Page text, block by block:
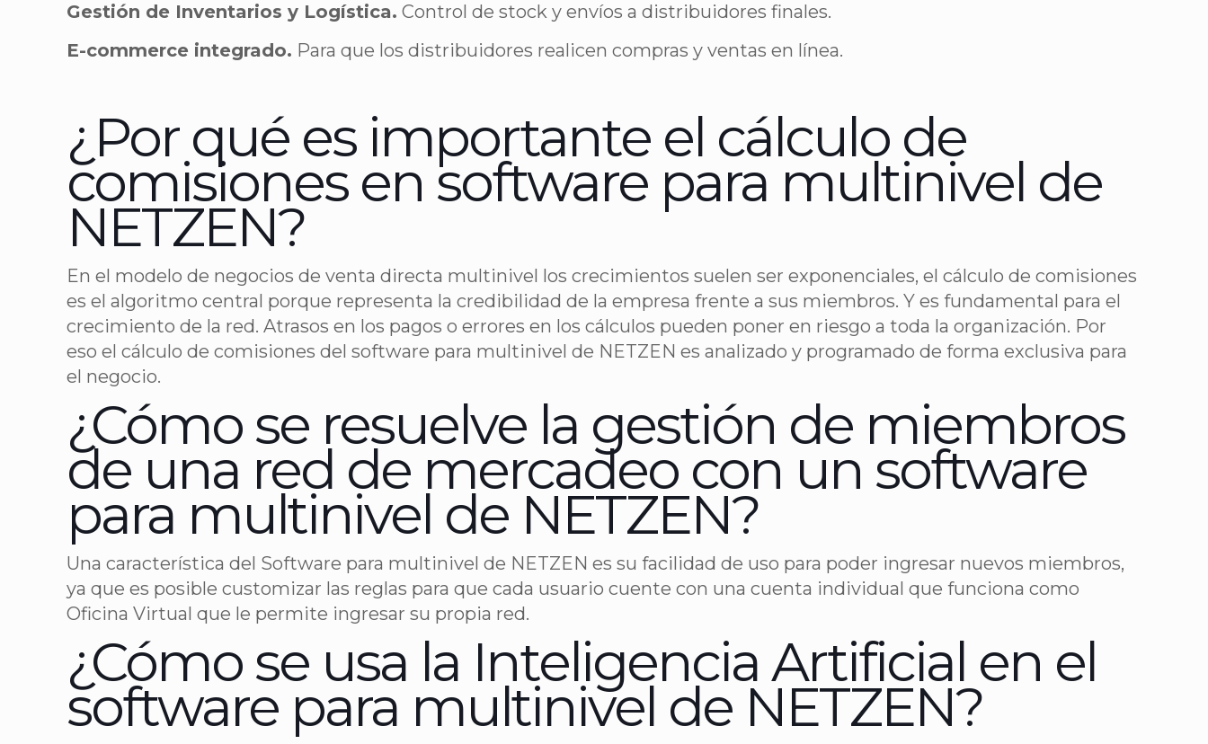
Gestión de Inventarios y Logística. Control de stock y envíos a distribuidores finales.
E-commerce integrado. Para que los distribuidores realicen compras y ventas en línea.
¿Por qué es importante el cálculo de
comisiones en software para multinivel de
NETZEN?
En el modelo de negocios de venta directa multinivel los crecimientos suelen ser exponenciales, el cálculo de comisiones
es el algoritmo central porque representa la credibilidad de la empresa frente a sus miembros. Y es fundamental para el
crecimiento de la red. Atrasos en los pagos o errores en los cálculos pueden poner en riesgo a toda la organización. Por
eso el cálculo de comisiones del software para multinivel de NETZEN es analizado y programado de forma exclusiva para
el negocio.
¿Cómo se resuelve la gestión de miembros
de una red de mercadeo con un software
para multinivel de NETZEN?
Una característica del Software para multinivel de NETZEN es su facilidad de uso para poder ingresar nuevos miembros,
ya que es posible customizar las reglas para que cada usuario cuente con una cuenta individual que funciona como
Oficina Virtual que le permite ingresar su propia red.
¿Cómo se usa la Inteligencia Artificial en el
software para multinivel de NETZEN?